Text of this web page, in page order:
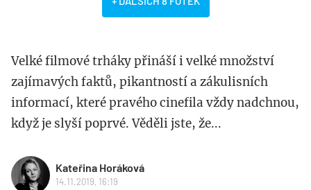
Velké filmové trháky přináší i velké množství
zajímavých faktů, pikantností a zákulisních
informací, které pravého cinefila vždy nadchnou,
když je slyší poprvé. Věděli jste, že...
Kateřina Horáková
14.11.2019, 16:19